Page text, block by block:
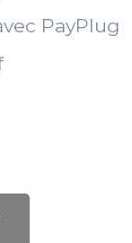
PayPlug